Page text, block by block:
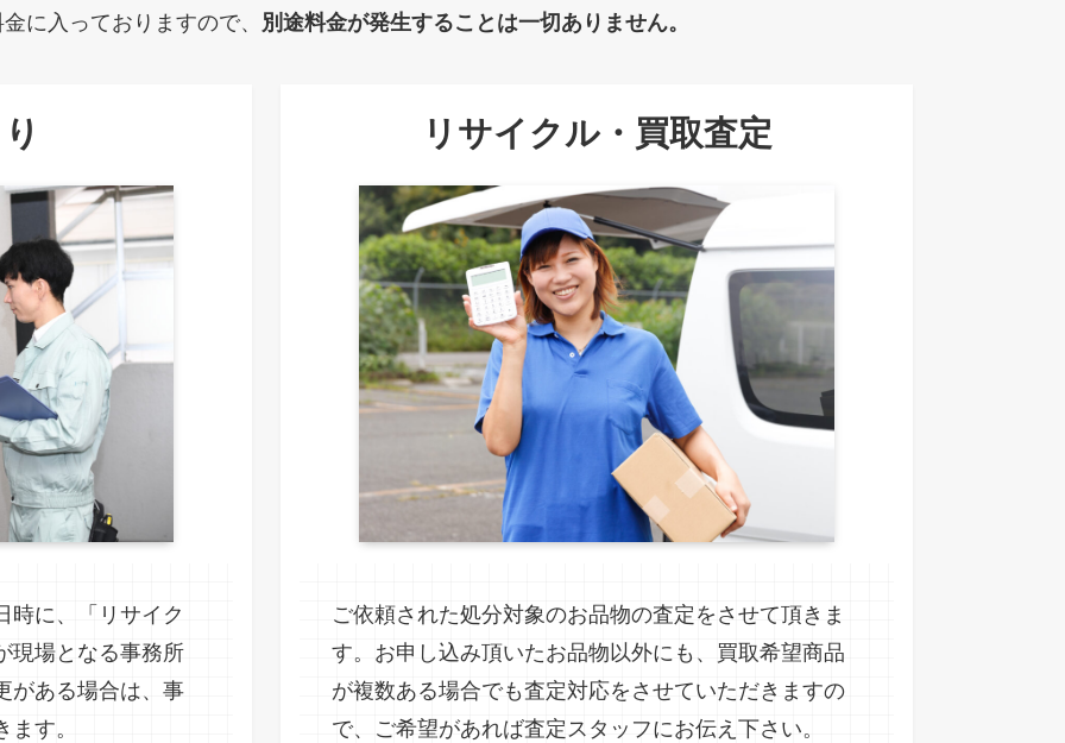
に入っておりますので、 別途料金が発生することは一切ありません。
時に、「リサイク
現場となる事務所
がある場合は、事
す。
リサイクル・買取査定
ご依頼された処分対象のお品物の査定をさせて頂きま
す。お申し込み頂いたお品物以外にも、買取希望商品
が複数ある場合でも査定対応をさせていただきますの
で、ご希望があれば査定スタッフにお伝え下さい。